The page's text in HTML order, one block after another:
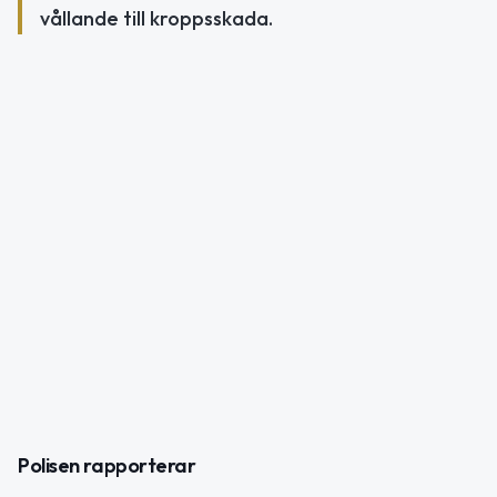
vållande till kroppsskada.
Polisen rapporterar